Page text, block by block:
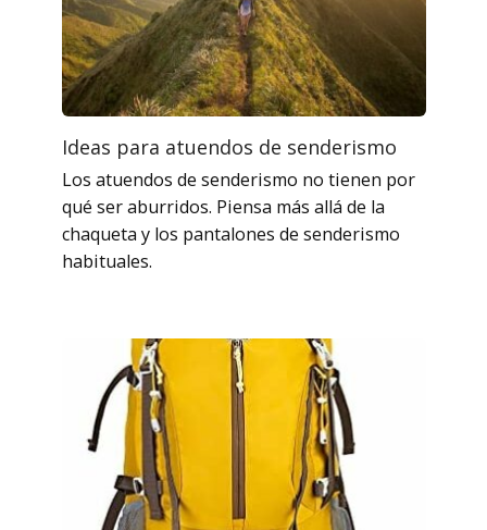
Ideas para atuendos de senderismo
Los atuendos de senderismo no tienen por
qué ser aburridos. Piensa más allá de la
chaqueta y los pantalones de senderismo
habituales.